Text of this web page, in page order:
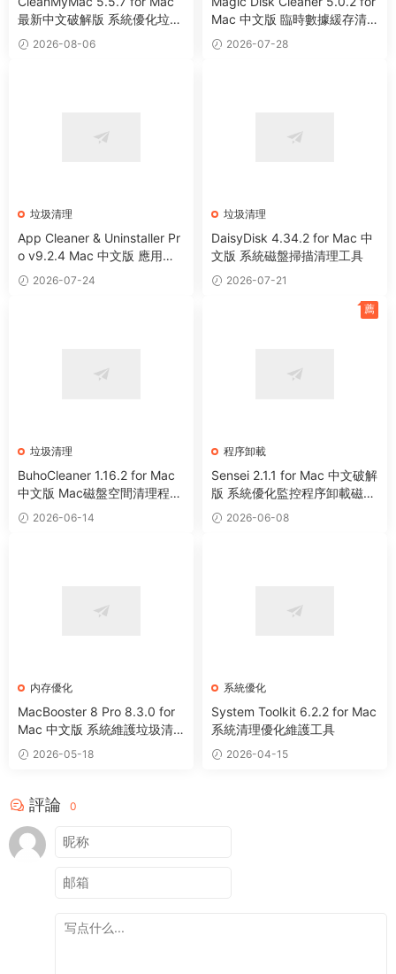
最新中文破解版 系統優化垃圾
清理工具
2026-08-06
Mac 中文版 臨時數據緩存清
理工具
2026-07-28
垃圾清理
App Cleaner & Uninstaller Pr
o v9.2.4 Mac 中文版 應用程
序卸載清理工具
2026-07-24
垃圾清理
DaisyDisk 4.34.2 for Mac 中
文版 系統磁盤掃描清理工具
2026-07-21
垃圾清理
BuhoCleaner 1.16.2 for Mac
中文版 Mac磁盤空間清理程序
卸載系統優化工具
2026-06-14
程序卸載
Sensei 2.1.1 for Mac 中文破解
版 系統優化監控程序卸載磁盤
清理工具
2026-06-08
薦
内存優化
MacBooster 8 Pro 8.3.0 for
Mac 中文版 系統維護垃圾清
理病毒掃描工具
2026-05-18
系統優化
System Toolkit 6.2.2 for Mac
系統清理優化維護工具
2026-04-15
評論 0